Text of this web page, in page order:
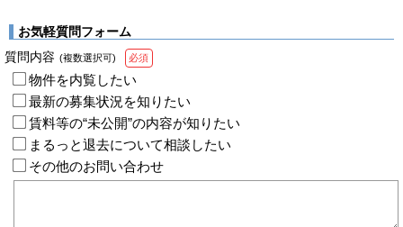
お気軽質問フォーム
質問内容 (複数選択可) 必須
物件を内覧したい
最新の募集状況を知りたい
賃料等の“未公開”の内容が知りたい
まるっと退去について相談したい
その他のお問い合わせ